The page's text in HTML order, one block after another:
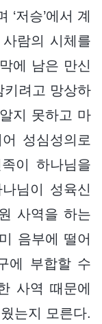
‘저승’에서 계
람의 시체를
에 남은 만신
키려고 망상하
지 못하고 마
성심성의로
이 하나님을
님이 성육신
사역을 하는
음부에 떨어
에 부합할 수
사역 때문에
는지 모른다.